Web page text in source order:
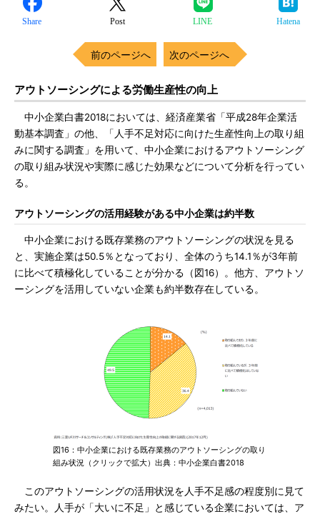
Share Post LINE Hatena
前のページへ 次のページへ
アウトソーシングによる労働生産性の向上
中小企業白書2018においては、経済産業省「平成28年企業活
動基本調査」の他、「人手不足対応に向けた生産性向上の取り組
みに関する調査」を用いて、中小企業におけるアウトソーシング
の取り組み状況や実際に感じた効果などについて分析を行ってい
る。
アウトソーシングの活用経験がある中小企業は約半数
中小企業における既存業務のアウトソーシングの状況を見る
と、実施企業は50.5％となっており、全体のうち14.1％が3年前
に比べて積極化していることが分かる（図16）。他方、アウトソ
ーシングを活用していない企業も約半数存在している。
図16：中小企業における既存業務のアウトソーシングの取り
組み状況（クリックで拡大）出典：中小企業白書2018
このアウトソーシングの活用状況を人手不足感の程度別に見て
みたい。人手が「大いに不足」と感じている企業においては、ア